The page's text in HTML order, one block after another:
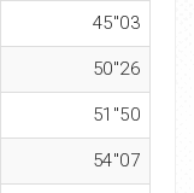
45″03
50″26
51″50
54″07